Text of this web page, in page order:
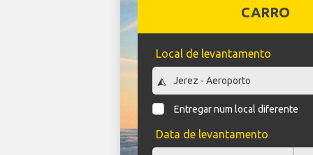
CARRO
Local de levantamento
Entregar num local diferente
Data de levantamento